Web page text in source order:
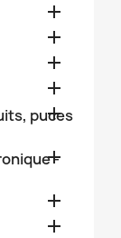




puces

-


